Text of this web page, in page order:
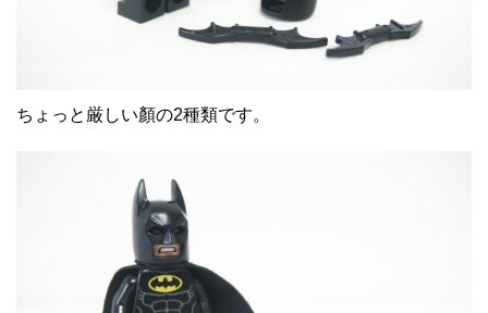
ちょっと厳しい顏の2種類です。